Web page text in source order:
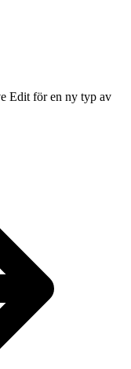
Edit för en ny typ av